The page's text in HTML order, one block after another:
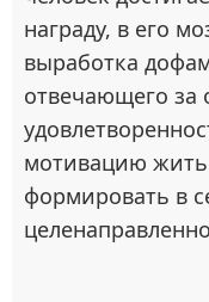
награду, в его
выработка
отвечающего за
мотивацию
формировать в